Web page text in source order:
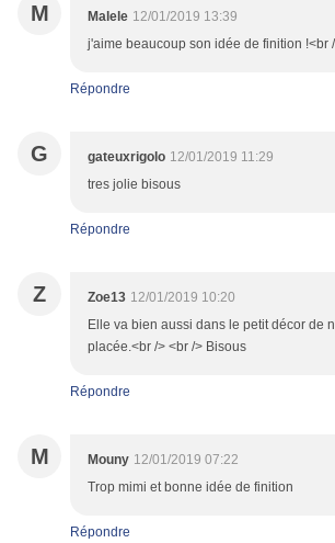
M Malele 12/01/2019 13:39
j'aime beaucoup son idée de finition !<br
Répondre
G gateuxrigolo 12/01/2019 11:29
tres jolie bisous
Répondre
Z Zoe13 12/01/2019 10:20
Elle va bien aussi dans le petit décor de
placée.<br /> <br /> Bisous
Répondre
M Mouny 12/01/2019 07:22
Trop mimi et bonne idée de finition
Répondre